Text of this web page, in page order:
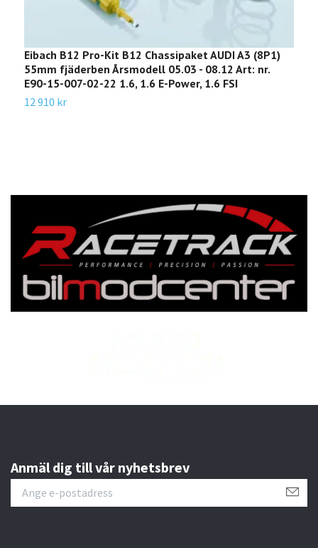
Eibach B12 Pro-Kit B12 Chassipaket AUDI A3 (8P1)
55mm fjäderben Årsmodell 05.03 - 08.12 Art: nr.
E90-15-007-02-22 1.6, 1.6 E-Power, 1.6 FSI
12 910 kr
Anmäl dig till vår nyhetsbrev